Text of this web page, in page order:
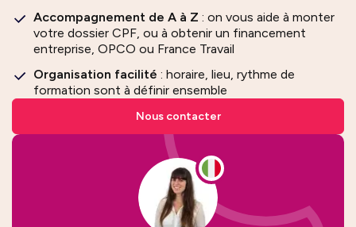
Accompagnement de A à Z : on vous aide à monter
votre dossier CPF, ou à obtenir un financement
entreprise, OPCO ou France Travail
Organisation facilité : horaire, lieu, rythme de
formation sont à définir ensemble
Nous contacter